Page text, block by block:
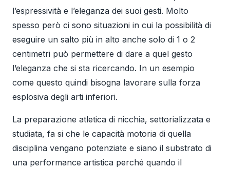
l’espressività e l’eleganza dei suoi gesti. Molto
spesso però ci sono situazioni in cui la possibilità di
eseguire un salto più in alto anche solo di 1 o 2
centimetri può permettere di dare a quel gesto
l’eleganza che si sta ricercando. In un esempio
come questo quindi bisogna lavorare sulla forza
esplosiva degli arti inferiori.
La preparazione atletica di nicchia, settorializzata e
studiata, fa si che le capacità motoria di quella
disciplina vengano potenziate e siano il substrato di
una performance artistica perché quando il